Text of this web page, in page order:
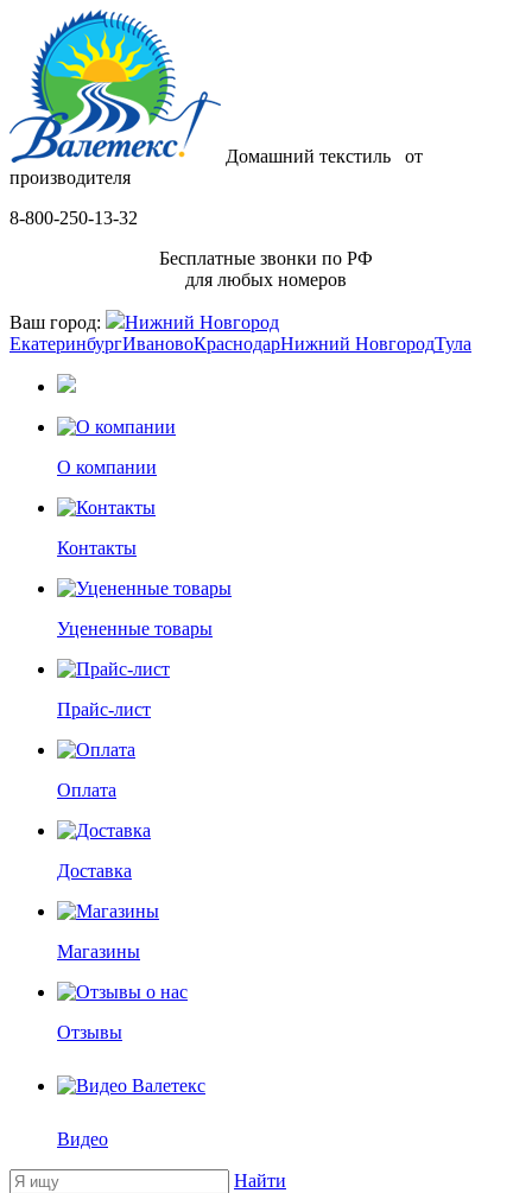
Домашний текстиль от
производителя
8-800-250-13-32
Бесплатные звонки по РФ
для любых номеров
Ваш город:
Нижний Новгород
ЕкатеринбургИвановоКраснодарНижний НовгородТула
О компании
Контакты
Уцененные товары
Прайс-лист
Оплата
Доставка
Магазины
Отзывы
Видео
Найти